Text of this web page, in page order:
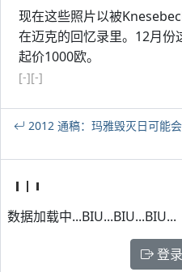
现在这些照片以被
在迈克的回忆录里。12月
起价1000欧。
[-][-]
2012 通稿：玛雅毁灭日可能
数据加载中...BIU...BIU...BIU...
登